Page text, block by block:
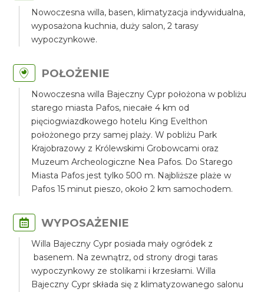
Nowoczesna willa, basen, klimatyzacja indywidualna,
wyposażona kuchnia, duży salon, 2 tarasy
wypoczynkowe.
POŁOŻENIE
Nowoczesna willa Bajeczny Cypr położona w pobliżu
starego miasta Pafos, niecałe 4 km od
pięciogwiazdkowego hotelu King Evelthon
położonego przy samej plaży. W pobliżu Park
Krajobrazowy z Królewskimi Grobowcami oraz
Muzeum Archeologiczne Nea Pafos. Do Starego
Miasta Pafos jest tylko 500 m. Najbliższe plaże w
Pafos 15 minut pieszo, około 2 km samochodem.
WYPOSAŻENIE
Willa Bajeczny Cypr posiada mały ogródek z
basenem. Na zewnątrz, od strony drogi taras
wypoczynkowy ze stolikami i krzesłami. Willa
Bajeczny Cypr składa się z klimatyzowanego salonu